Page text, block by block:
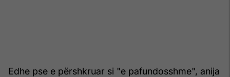
Edhe pse e përshkruar si "e pafundosshme", anija